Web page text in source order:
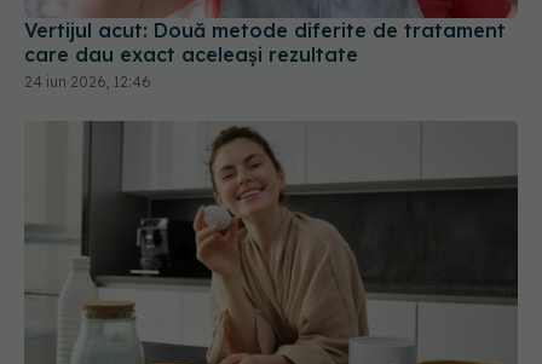
Vertijul acut: Două metode diferite de tratament
care dau exact aceleași rezultate
24 iun 2026, 12:46